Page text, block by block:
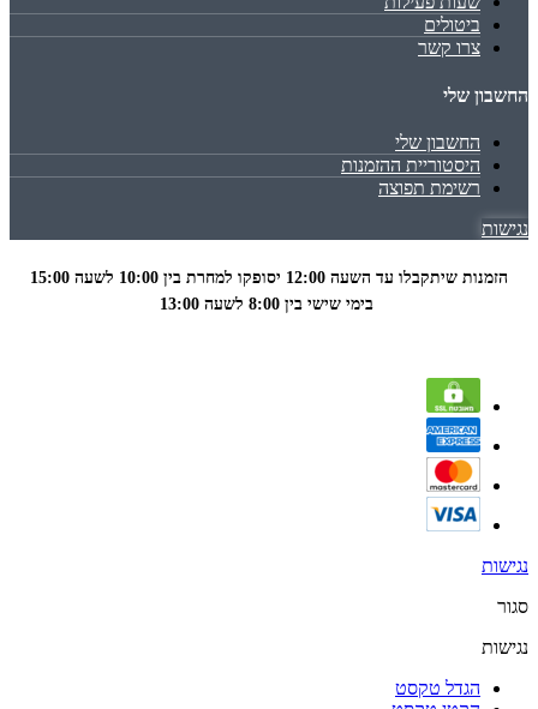
ביטולים
צרו קשר
החשבון שלי
החשבון שלי
היסטוריית ההזמנות
רשימת תפוצה
נגישות
הזמנות שיתקבלו עד השעה 12:00 יסופקו למחרת בין 10:00 לשעה
15:00
נגישות
סגור
נגישות
הגדל טקסט